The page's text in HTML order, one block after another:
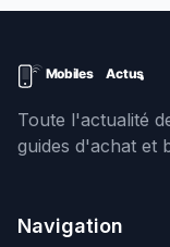
Toute l'actualité
guides d'achat et
Navigation